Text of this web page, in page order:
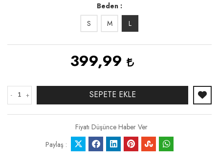
Beden
S
M L
399,99
- + SEPETE EKLE
Fiyatı Düşünce Haber Ver
Paylaş :